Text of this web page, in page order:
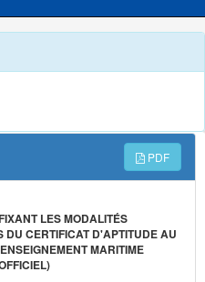
PDF
LES MODALITÉS
DU CERTIFICAT D'APTITUDE AU
MARITIME